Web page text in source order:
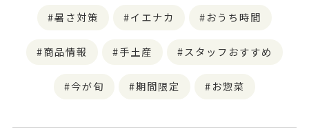
暑さ対策 イエナカ おうち時間
商品情報 手土産 スタッフおすすめ
今が旬 期間限定 お惣菜